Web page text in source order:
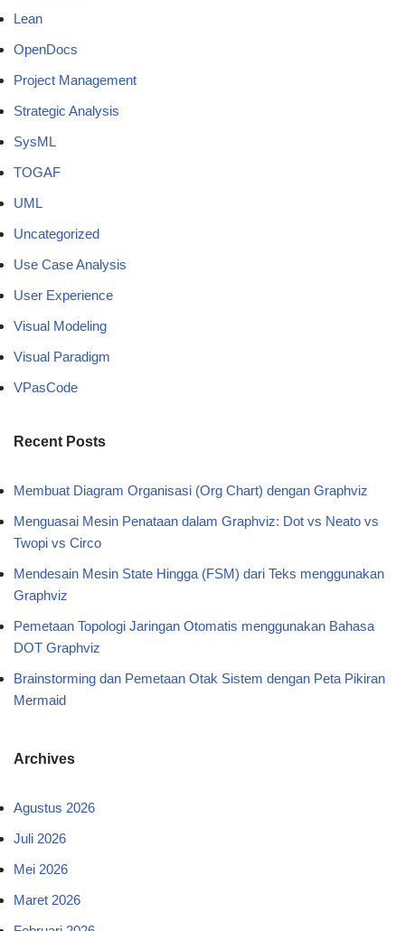
Lean
OpenDocs
Project Management
Strategic Analysis
SysML
TOGAF
UML
Uncategorized
Use Case Analysis
User Experience
Visual Modeling
Visual Paradigm
VPasCode
Recent Posts
Membuat Diagram Organisasi (Org Chart) dengan Graphviz
Menguasai Mesin Penataan dalam Graphviz: Dot vs Neato vs
Twopi vs Circo
Mendesain Mesin State Hingga (FSM) dari Teks menggunakan
Graphviz
Pemetaan Topologi Jaringan Otomatis menggunakan Bahasa
DOT Graphviz
Brainstorming dan Pemetaan Otak Sistem dengan Peta Pikiran
Mermaid
Archives
Agustus 2026
Juli 2026
Mei 2026
Maret 2026